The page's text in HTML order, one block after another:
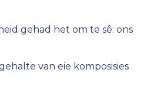
gehad het om te sê: ons
van eie komposisies